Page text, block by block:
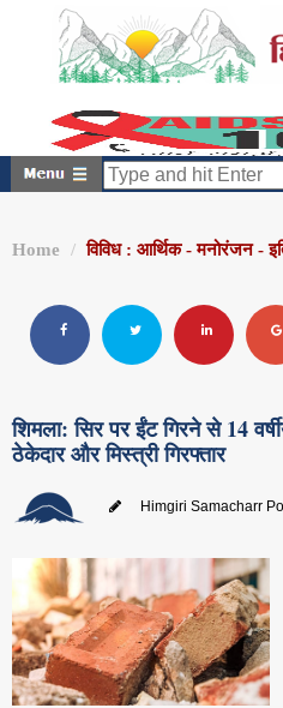
Home विविध : आर्थिक - मनोरंजन -
शिमला: सिर पर ईंट गिरने से 14
ठेकेदार और मिस्त्री गिरफ्तार
Himgiri Samacharr